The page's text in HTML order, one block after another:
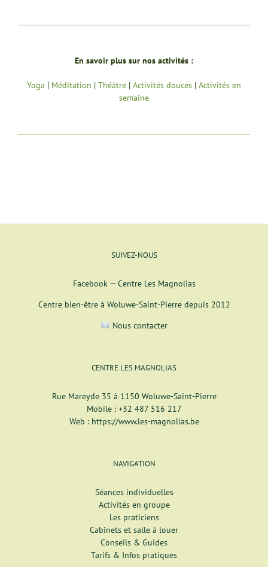
En savoir plus sur nos activités :
Yoga | Méditation | Théâtre | Activités douces | Activités en
semaine
SUIVEZ-NOUS
Facebook — Centre Les Magnolias
Centre bien-être à Woluwe-Saint-Pierre depuis 2012
Nous contacter
CENTRE LES MAGNOLIAS
Rue Mareyde 35 à 1150 Woluwe-Saint-Pierre
Mobile : +32 487 516 217
Web : https://www.les-magnolias.be
NAVIGATION
Séances individuelles
Activités en groupe
Les praticiens
Cabinets et salle à louer
Conseils & Guides
Tarifs & Infos pratiques